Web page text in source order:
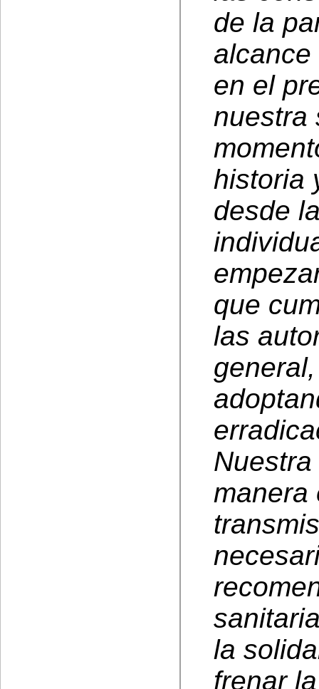
de la
alcance
en el
nuestra
historia
desde
que
las
manera
la
frenar